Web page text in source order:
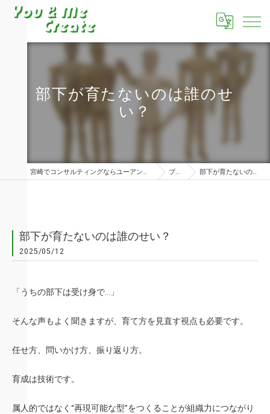
部下が育たないのは誰のせ
い？
宮崎でコンサルティングならユーアンドミークリエイト株式会社 ブログ 部下が育たないのは誰のせい？
部下が育たないのは誰のせい？
2025/05/12
「うちの部下は受け身で…」
そんな声もよく聞きますが、育て方を見直す視点も必要です。
任せ方、問いかけ方、振り返り方。
育成は技術です。
属人的ではなく“再現可能な型”をつくることが組織力につながり